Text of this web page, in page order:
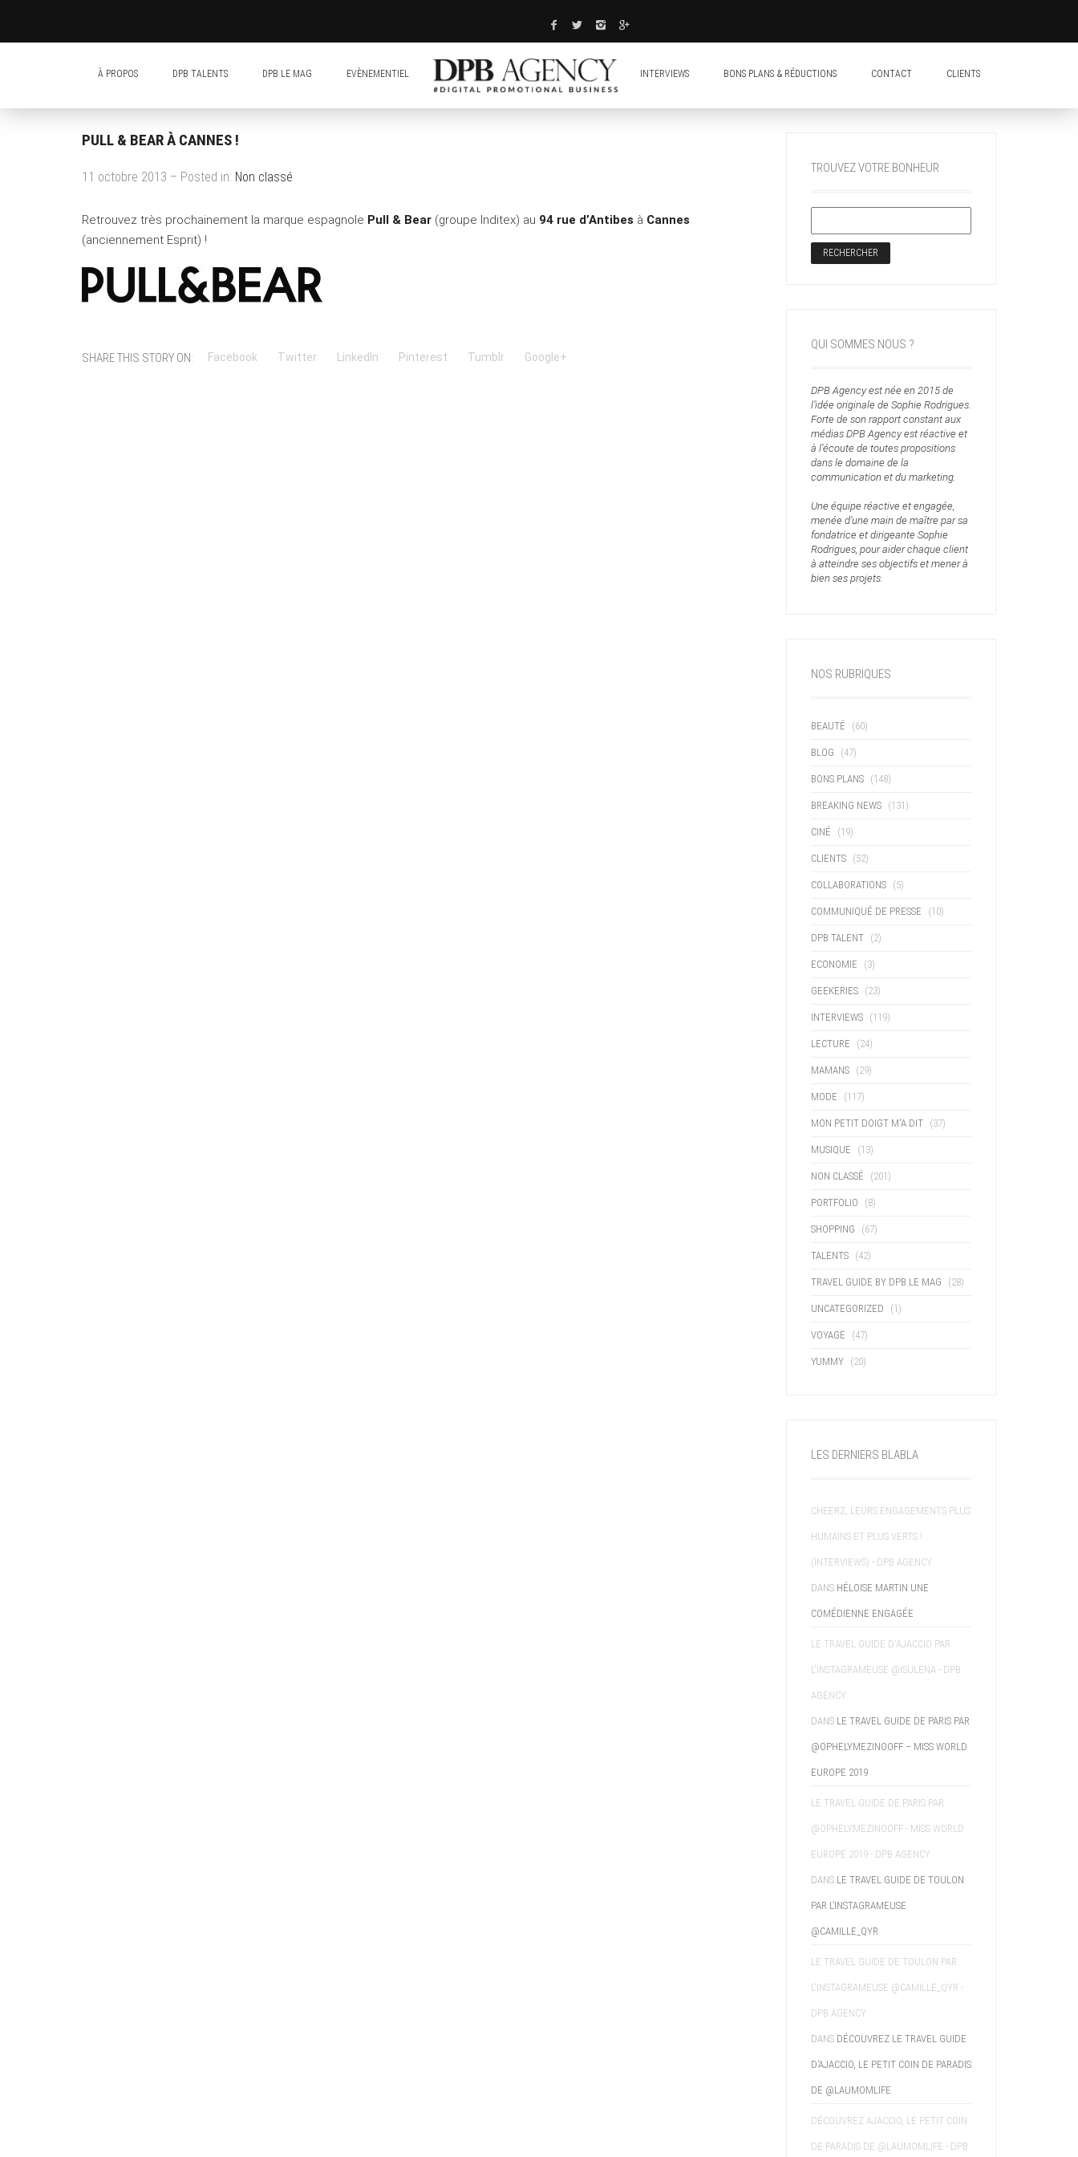
À PROPOS DPB TALENTS DPB LE MAG EVÈNEMENTIEL INTERVIEWS BONS PLANS & RÉDUCTIONS CONTACT CLIENTS
PULL & BEAR À CANNES !
11 octobre 2013 – Posted in: Non classé
Retrouvez très prochainement la marque espagnole Pull & Bear (groupe Inditex) au 94 rue d’Antibes à Cannes
(anciennement Esprit) !
SHARE THIS STORY ON: Facebook Twitter LinkedIn Pinterest Tumblr Google+
TROUVEZ VOTRE BONHEUR
QUI SOMMES NOUS ?
DPB Agency est née en 2015 de
l’idée originale de Sophie Rodrigues.
Forte de son rapport constant aux
médias DPB Agency est réactive et
à l’écoute de toutes propositions
dans le domaine de la
communication et du marketing.
Une équipe réactive et engagée,
menée d’une main de maître par sa
fondatrice et dirigeante Sophie
Rodrigues, pour aider chaque client
à atteindre ses objectifs et mener à
bien ses projets.
NOS RUBRIQUES
BEAUTÉ (60)
BLOG (47)
BONS PLANS (148)
BREAKING NEWS (131)
CINÉ (19)
CLIENTS (52)
COLLABORATIONS (5)
COMMUNIQUÉ DE PRESSE (10)
DPB TALENT (2)
ECONOMIE (3)
GEEKERIES (23)
INTERVIEWS (119)
LECTURE (24)
MAMANS (29)
MODE (117)
MON PETIT DOIGT M'A DIT (37)
MUSIQUE (13)
NON CLASSÉ (201)
PORTFOLIO (8)
SHOPPING (67)
TALENTS (42)
TRAVEL GUIDE BY DPB LE MAG (28)
UNCATEGORIZED (1)
VOYAGE (47)
YUMMY (20)
LES DERNIERS BLABLA
CHEERZ, LEURS ENGAGEMENTS PLUS
HUMAINS ET PLUS VERTS !
(INTERVIEWS) - DPB AGENCY
DANS HÉLOISE MARTIN UNE
COMÉDIENNE ENGAGÉE
LE TRAVEL GUIDE D'AJACCIO PAR
L'INSTAGRAMEUSE @ISULENA - DPB
AGENCY
DANS LE TRAVEL GUIDE DE PARIS PAR
@OPHELYMEZINOOFF – MISS WORLD
EUROPE 2019
LE TRAVEL GUIDE DE PARIS PAR
@OPHELYMEZINOOFF - MISS WORLD
EUROPE 2019 - DPB AGENCY
DANS LE TRAVEL GUIDE DE TOULON
PAR L’INSTAGRAMEUSE
@CAMILLE_QYR
LE TRAVEL GUIDE DE TOULON PAR
L'INSTAGRAMEUSE @CAMILLE_QYR -
DPB AGENCY
DANS DÉCOUVREZ LE TRAVEL GUIDE
D’AJACCIO, LE PETIT COIN DE PARADIS
DE @LAUMOMLIFE
DÉCOUVREZ AJACCIO, LE PETIT COIN
DE PARADIS DE @LAUMOMLIFE - DPB